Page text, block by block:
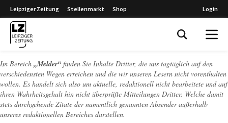
Leipziger Zeitung Stellenmarkt Shop Login
Im Bereich „Melder“ finden Sie Inhalte Dritter, die uns tagtäglich auf den
verschiedensten Wegen erreichen und die wir unseren Lesern nicht vorenthalten
wollen. Es handelt sich also um aktuelle, redaktionell nicht bearbeitete und auf
ihren Wahrheitsgehalt hin nicht überprüfte Mitteilungen Dritter. Welche damit
stets durchgehende Zitate der namentlich genannten Absender außerhalb
unseres redaktionellen Bereiches darstellen.